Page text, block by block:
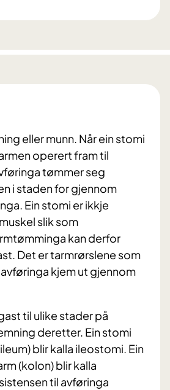
eller munn. Når ein stomi
operert fram til
tømmer seg
i staden for gjennom
Ein stomi er ikkje
slik som
kan derfor
Det er tarmrørslene som
kjem ut gjennom
til ulike stader på
deretter. Ein stomi
blir kalla ileostomi. Ein
(kolon) blir kalla
til avføringa